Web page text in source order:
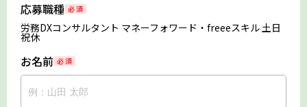
応募職種 必 須
労務DXコンサルタント マネーフォワード・freeeスキル 土日
祝休
お名前 必 須